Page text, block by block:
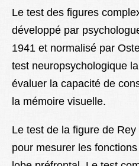
Lexique
Better Health
Le test des figures
développé par
1941 et normalisé par
test neuropsychologique
évaluer la capacité de
la mémoire visuelle.
Le test de la figure de
pour mesurer les